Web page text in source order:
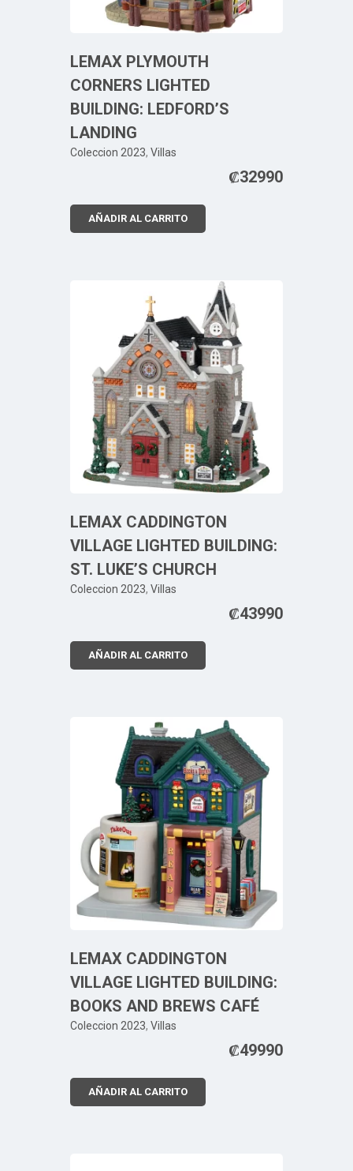
LEMAX PLYMOUTH
CORNERS LIGHTED
BUILDING: LEDFORD’S
LANDING
Coleccion 2023, Villas
₡32990
AÑADIR AL CARRITO
LEMAX CADDINGTON
VILLAGE LIGHTED BUILDING:
ST. LUKE’S CHURCH
Coleccion 2023, Villas
₡43990
AÑADIR AL CARRITO
LEMAX CADDINGTON
VILLAGE LIGHTED BUILDING:
BOOKS AND BREWS CAFÉ
Coleccion 2023, Villas
₡49990
AÑADIR AL CARRITO